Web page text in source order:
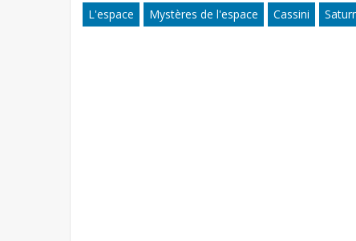
L'espace Mystères de l'espace Cassini